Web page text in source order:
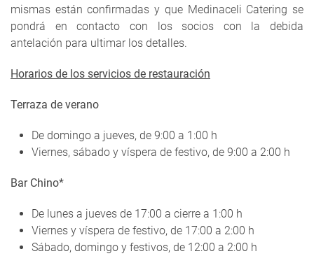
mismas están confirmadas y que Medinaceli Catering se
pondrá en contacto con los socios con la debida
antelación para ultimar los detalles.
Horarios de los servicios de restauración
Terraza de verano
De domingo a jueves, de 9:00 a 1:00 h
Viernes, sábado y víspera de festivo, de 9:00 a 2:00 h
Bar Chino*
De lunes a jueves de 17:00 a cierre a 1:00 h
Viernes y víspera de festivo, de 17:00 a 2:00 h
Sábado, domingo y festivos, de 12:00 a 2:00 h